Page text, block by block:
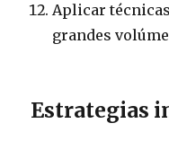
Aplicar
grandes
Estrategias